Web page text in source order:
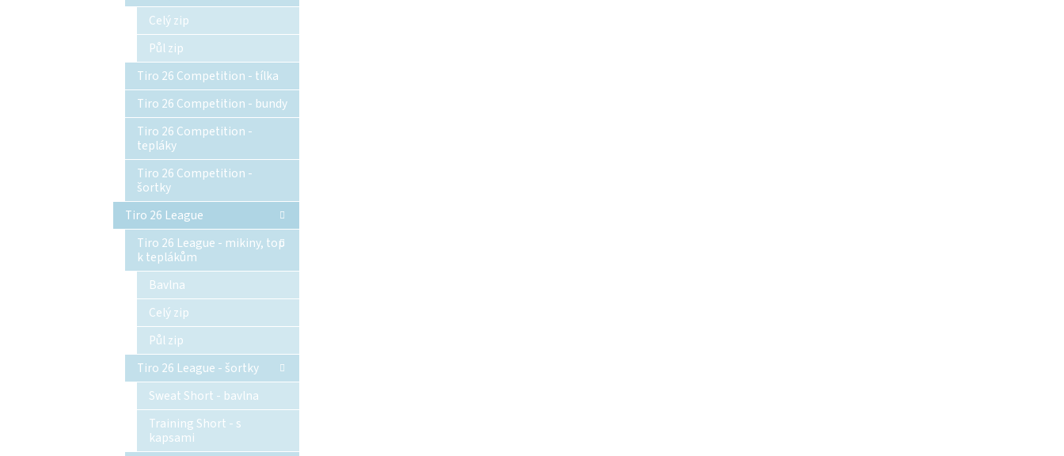
Celý zip
Půl zip
Tiro 26 Competition - tílka
Tiro 26 Competition - bundy
Tiro 26 Competition -
tepláky
Tiro 26 Competition -
šortky
Tiro 26 League
Tiro 26 League - mikiny, top
k teplákům
Bavlna
Celý zip
Půl zip
Tiro 26 League - šortky
Sweat Short - bavlna
Training Short - s
kapsami